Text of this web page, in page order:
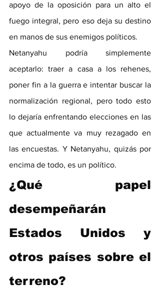
apoyo de la oposición para un alto el
fuego integral, pero eso deja su destino
en manos de sus enemigos políticos.
Netanyahu podría simplemente
aceptarlo: traer a casa a los rehenes,
poner fin a la guerra e intentar buscar la
normalización regional, pero todo esto
lo dejaría enfrentando elecciones en las
que actualmente va muy rezagado en
las encuestas. Y Netanyahu, quizás por
encima de todo, es un político.
¿Qué papel
desempeñarán
Estados Unidos y
otros países sobre el
terreno?